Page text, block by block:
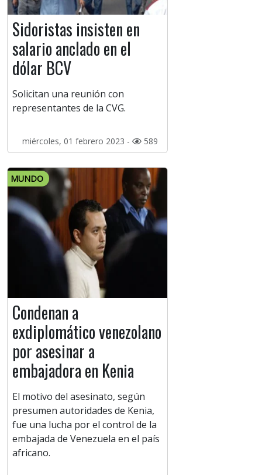
Sidoristas insisten en
salario anclado en el
dólar BCV
Solicitan una reunión con
representantes de la CVG.
miércoles, 01 febrero 2023 - 589
MUNDO
Condenan a
exdiplomático venezolano
por asesinar a
embajadora en Kenia
El motivo del asesinato, según
presumen autoridades de Kenia,
fue una lucha por el control de la
embajada de Venezuela en el país
africano.